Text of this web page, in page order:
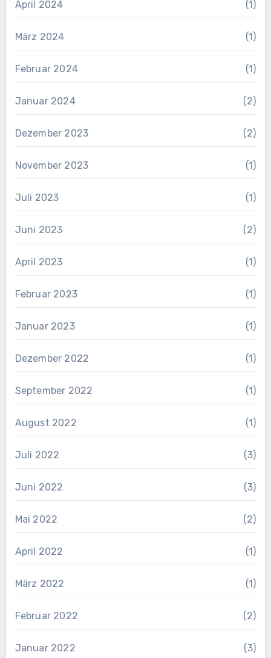
April 2024 (1)
März 2024 (1)
Februar 2024 (1)
Januar 2024 (2)
Dezember 2023 (2)
November 2023 (1)
Juli 2023 (1)
Juni 2023 (2)
April 2023 (1)
Februar 2023 (1)
Januar 2023 (1)
Dezember 2022 (1)
September 2022 (1)
August 2022 (1)
Juli 2022 (3)
Juni 2022 (3)
Mai 2022 (2)
April 2022 (1)
März 2022 (1)
Februar 2022 (2)
Januar 2022 (3)